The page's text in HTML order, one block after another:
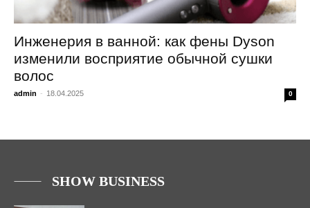
Инженерия в ванной: как фены Dyson
изменили восприятие обычной сушки
волос
admin - 18.04.2025 0
SHOW BUSINESS